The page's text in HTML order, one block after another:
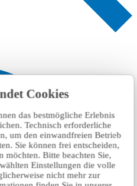
Cookies
das bestmögliche Erlebnis
Technisch erforderliche
um den einwandfreien Betrieb
Sie können frei entscheiden,
möchten. Bitte beachten Sie,
Einstellungen die volle
nicht mehr zur